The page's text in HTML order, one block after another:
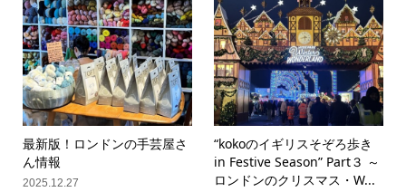
最新版！ロンドンの手芸屋さ
ん情報
2025.12.27
“kokoのイギリスそぞろ歩き
in Festive Season” Part３ ～
ロンドンのクリスマス・W...